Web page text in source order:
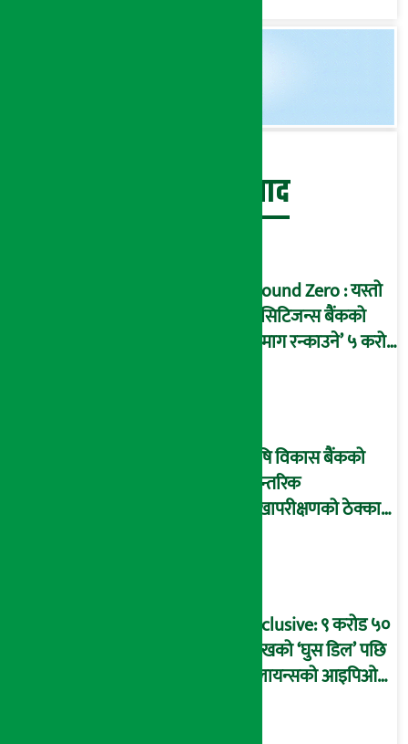
बेथिति मुर्दाबाद
Ground Zero : यस्तो
छ सिटिजन्स बैंकको
‘दिमाग रन्काउने’ ५ करोड
कृषि विकास बैंकको
आन्तरिक
लेखापरीक्षणको ठेक्का
आरोप !
Exclusive: ९ करोड ५०
लाखको ‘घुस डिल’ पछि
रिलायन्सको आइपिओ